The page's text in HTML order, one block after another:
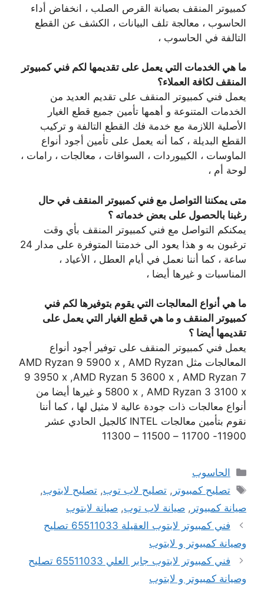
كمبيوتر المنقف بصيانة القرص الصلب ، انخفاض أداء
الحاسوب ، معالجة تلف البيانات ، الكشف عن القطع
التالفة في الحاسوب ،
ما هي الخدمات التي يعمل على تقديمها لكم فني كمبيوتر
المنقف لكافة العملاء؟
يعمل فني كمبيوتر المنقف على تقديم العديد من
الخدمات المتنوعة و أهمها تأمين جميع قطع الغيار
الأصلية اللازمة مع خدمة فك القطع التالفة و تركيب
القطع البديلة ، كما أنه يعمل على تأمين أجود أنواع
الماوسات ، الكييوردات ، السواقات ، معالجات ، رامات ،
لوحة أم ،
متى يمكننا التواصل مع فني كمبيوتر المنقف في حال
رغبنا بالحصول على بعض خدماته ؟
يمكنكم التواصل مع فني كمبيوتر المنقف بأي وقت
ترغبون به و هذا يعود الى خدمتنا المتوفرة على مدار 24
ساعة ، كما أننا نعمل في أيام العطل ، الأعياد ،
المناسبات و غيرها أيضا ،
ما هي أنواع المعالجات التي يقوم بتوفيرها لكم فني
كمبيوتر المنقف و ما هي قطع الغيار التي يعمل على
تقديمها أيضا ؟
يعمل فني كمبيوتر المنقف على توفير أجود أنواع
المعالجات مثل AMD Ryzan 9 5900 x , AMD Ryzan
9 3950 x ,AMD Ryzan 5 3600 x , AMD Ryzan 7
5800 x , AMD Ryzan 3 3100 x و غيرها أيضا من
أنواع معالجات ذات جودة عالية لا مثيل لها ، كما أننا
نقوم بتأمين معالجات INTEL كالجيل الحادي عشر
11900- 11700 – 11500 – 11300
التصنيفات
الحاسوب
الوسوم
تصليح كمبيوتر ,تصليح لاب توب,تصليح لابتوب,
صيانة كمبيوتر , صيانة لاب توب, صيانة لابتوب
فني كمبيوتر لابتوب العقيلة 65511033 تصليح
وصيانة كمبيوتر و لابتوب
فني كمبيوتر لابتوب جابر العلي 65511033 تصليح
وصيانة كمبيوتر و لابتوب